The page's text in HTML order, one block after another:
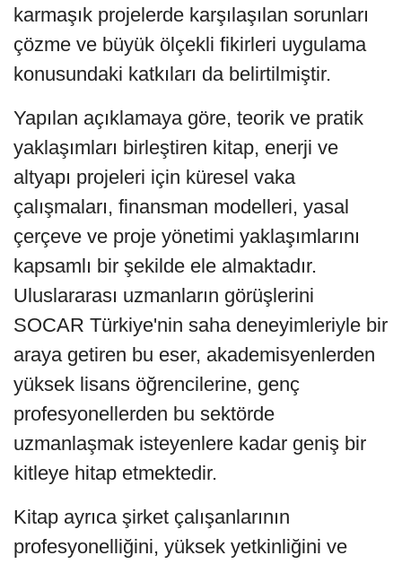
karmaşık projelerde karşılaşılan sorunları
çözme ve büyük ölçekli fikirleri uygulama
konusundaki katkıları da belirtilmiştir.
Yapılan açıklamaya göre, teorik ve pratik
yaklaşımları birleştiren kitap, enerji ve
altyapı projeleri için küresel vaka
çalışmaları, finansman modelleri, yasal
çerçeve ve proje yönetimi yaklaşımlarını
kapsamlı bir şekilde ele almaktadır.
Uluslararası uzmanların görüşlerini
SOCAR Türkiye'nin saha deneyimleriyle bir
araya getiren bu eser, akademisyenlerden
yüksek lisans öğrencilerine, genç
profesyonellerden bu sektörde
uzmanlaşmak isteyenlere kadar geniş bir
kitleye hitap etmektedir.
Kitap ayrıca şirket çalışanlarının
profesyonelliğini, yüksek yetkinliğini ve